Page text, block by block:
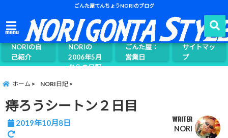
ごんた屋てんちょうNORIのブログ
menu
NORIの自
己紹介
ごんた屋て
んちょう
NORIの
2006年5月
からの日記
ごんた屋：
営業日
サイトマッ
プ
ホーム NORI日記
痔ろうシートン２日目
2019年10月8日 WRITER
NORI